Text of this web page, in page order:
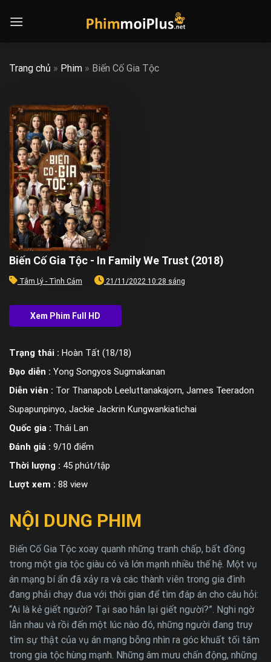
Trang chủ » Phim » Biến Cố Gia Tộc
Biến Cố Gia Tộc - In Family We Trust (2018)
Tâm Lý - Tình Cảm 21/11/2022 10:28 sáng
Trạng thái : Hoàn Tất (18/18)
Đạo diễn : Yong Songyos Sugmakanan
Diễn viên : Tor Thanapob Leeluttanakajorn, James Teeradon
Supapunpinyo, Jackie Jackrin Kungwankiatichai
Quốc gia : Thái Lan
Đánh giá : 9/10 điểm
Thời lượng : 45 phút/tập
Lượt xem : 88 view
NỘI DUNG PHIM
Biến Cố Gia Tộc xoay quanh những tranh chấp, bất đồng
trong một gia tộc giàu có và lớn mạnh nhiều thế hệ. Một vụ
án mạng bí ẩn đã xảy ra và các thành viên trong gia đình
đang phải chạy đua với thời gian để tìm đáp án cho câu hỏi:
“Ai là kẻ giết người? Tại sao hắn lại giết người?”. Nghi ngờ
lẫn nhau và rồi đến một lúc nào đó, những người đang truy
tìm sự thật của vụ án mạng bỗng nhìn ra góc khuất tối tăm
trong gia tộc hùng mạnh. Những âm mưu chấn động, những